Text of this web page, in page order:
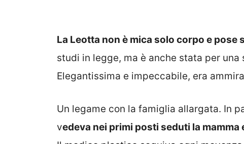
La Leotta non è mica solo corpo e pose
studi in legge, ma è anche stata per una
Elegantissima e impeccabile, era
Un legame con la famiglia allargata. In
vedeva nei primi posti seduti la